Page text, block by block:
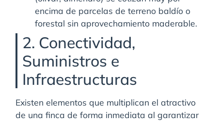
encima de parcelas de terreno baldío o
forestal sin aprovechamiento maderable.
2. Conectividad,
Suministros e
Infraestructuras
Existen elementos que multiplican el atractivo
de una finca de forma inmediata al garantizar